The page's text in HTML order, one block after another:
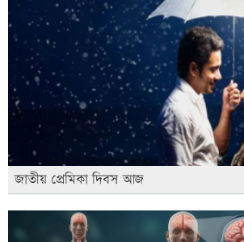
জাতীয় প্রেমিকা দিবস আজ